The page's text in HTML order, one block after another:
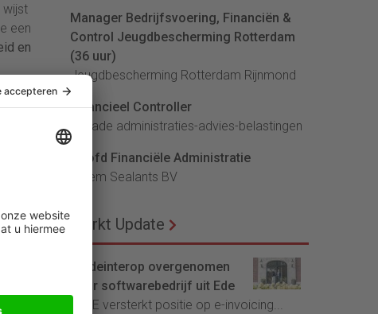
wijst
een
en
zijn
van
Manager Bedrijfsvoering, Financiën &
Control Jeugdbescherming Rotterdam
(36 uur)
Jeugdbescherming Rotterdam Rijnmond
Financieel Controller
lArcade administraties-advies-belastingen
Hoofd Financiële Administratie
Bloem Sealants BV
Markt Update
Tradeinterop overgenomen
door softwarebedrijf uit Ede
4CEE versterkt positie op e-invoicing...